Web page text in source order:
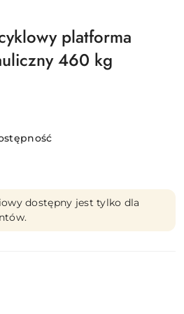
platforma
460 kg
dostępny jest tylko dla